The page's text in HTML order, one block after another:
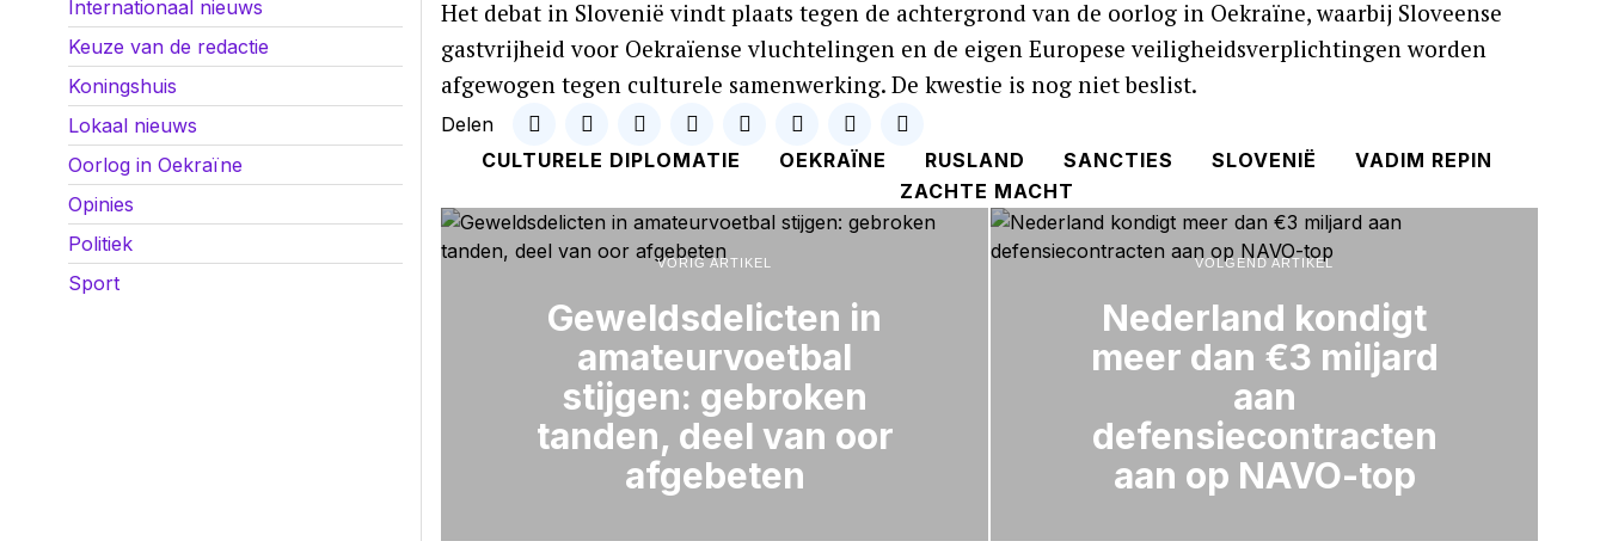
Het debat in Slovenië vindt plaats tegen de achtergrond van de oorlog in Oekraïne, waarbij Sloveense
gastvrijheid voor Oekraïense vluchtelingen en de eigen Europese veiligheidsverplichtingen worden
afgewogen tegen culturele samenwerking. De kwestie is nog niet beslist.
Delen
CULTURELE DIPLOMATIE
OEKRAÏNE RUSLAND SANCTIES SLOVENIË
VADIM REPIN
ZACHTE MACHT
VORIG ARTIKEL
Geweldsdelicten in
amateurvoetbal
stijgen: gebroken
tanden, deel van oor
afgebeten
VOLGEND ARTIKEL
Nederland kondigt
meer dan €3 miljard
aan
defensiecontracten
aan op NAVO-top
Internationaal nieuws
Keuze van de redactie
Koningshuis
Lokaal nieuws
Oorlog in Oekraïne
Opinies
Politiek
Sport